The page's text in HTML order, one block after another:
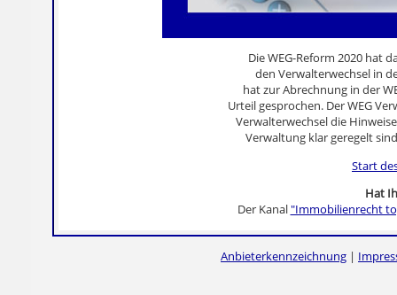
Die WEG-Reform 2020 hat
den Verwalterwechsel in
hat zur Abrechnung in der
Urteil gesprochen. Der WEG
Verwalterwechsel die
Verwaltung klar geregelt
Start
Hat
Der Kanal"Immobilienrecht
Anbieterkennzeichnung |